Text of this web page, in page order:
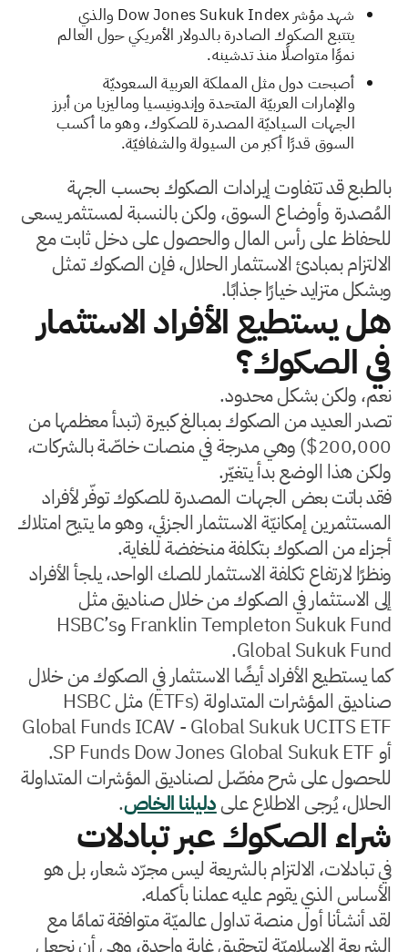
شهد مؤشر Dow Jones Sukuk Index والذي
يتتبع الصكوك الصادرة بالدولار الأمريكي حول العالم
نموًا متواصلًا منذ تدشينه.
أصبحت دول مثل المملكة العربية السعوديّة
والإمارات العربيّة المتحدة وإندونيسيا وماليزيا من أبرز
الجهات السياديّة المصدرة للصكوك، وهو ما أكسب
السوق قدرًا أكبر من السيولة والشفافيّة.
بالطبع قد تتفاوت إيرادات الصكوك بحسب الجهة
المُصدرة وأوضاع السوق، ولكن بالنسبة لمستثمر يسعى
للحفاظ على رأس المال والحصول على دخل ثابت مع
الالتزام بمبادئ الاستثمار الحلال، فإن الصكوك تمثل
وبشكل متزايد خيارًا جذابًا.
هل يستطيع الأفراد الاستثمار
في الصكوك؟
نعم، ولكن بشكل محدود.
تصدر العديد من الصكوك بمبالغ كبيرة (تبدأ معظمها من
200,000$) وهي مدرجة في منصات خاصّة بالشركات،
ولكن هذا الوضع بدأ يتغيّر.
فقد باتت بعض الجهات المصدرة للصكوك توفّر لأفراد
المستثمرين إمكانيّة الاستثمار الجزئي، وهو ما يتيح امتلاك
أجزاء من الصكوك بتكلفة منخفضة للغاية.
ونظرًا لارتفاع تكلفة الاستثمار للصك الواحد، يلجأ الأفراد
إلى الاستثمار في الصكوك من خلال صناديق مثل
Franklin Templeton Sukuk Fund وHSBC’s
Global Sukuk Fund.
كما يستطيع الأفراد أيضًا الاستثمار في الصكوك من خلال
صناديق المؤشرات المتداولة (ETFs) مثل HSBC
Global Funds ICAV - Global Sukuk UCITS ETF
أو SP Funds Dow Jones Global Sukuk ETF.
للحصول على شرح مفصّل لصناديق المؤشرات المتداولة
الحلال، يُرجى الاطلاع علىدليلنا الخاص.
شراء الصكوك عبر تبادلات
في تبادلات، الالتزام بالشريعة ليس مجرّد شعار، بل هو
الأساس الذي يقوم عليه عملنا بأكمله.
لقد أنشأنا أول منصة تداول عالميّة متوافقة تمامًا مع
الشريعة الإسلاميّة لتحقيق غاية واحدة، وهي أن نجعل